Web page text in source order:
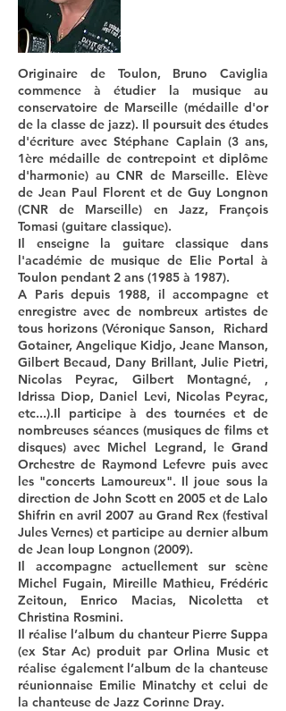
Originaire de Toulon, Bruno Caviglia
commence à étudier la musique au
conservatoire de Marseille (médaille d'or
de la classe de jazz). Il poursuit des études
d'écriture avec Stéphane Caplain (3 ans,
1ère médaille de contrepoint et diplôme
d'harmonie) au CNR de Marseille. Elève
de Jean Paul Florent et de Guy Longnon
(CNR de Marseille) en Jazz, François
Tomasi (guitare classique).
Il enseigne la guitare classique dans
l'académie de musique de Elie Portal à
Toulon pendant 2 ans (1985 à 1987).
A Paris depuis 1988, il accompagne et
enregistre avec de nombreux artistes de
tous horizons (Véronique Sanson, Richard
Gotainer, Angelique Kidjo, Jeane Manson,
Gilbert Becaud, Dany Brillant, Julie Pietri,
Nicolas Peyrac, Gilbert Montagné, ,
Idrissa Diop, Daniel Levi, Nicolas Peyrac,
etc...).Il participe à des tournées et de
nombreuses séances (musiques de films et
disques) avec Michel Legrand, le Grand
Orchestre de Raymond Lefevre puis avec
les "concerts Lamoureux". Il joue sous la
direction de John Scott en 2005 et de Lalo
Shifrin en avril 2007 au Grand Rex (festival
Jules Vernes) et participe au dernier album
de Jean loup Longnon (2009).
Il accompagne actuellement sur scène
Michel Fugain, Mireille Mathieu, Frédéric
Zeitoun, Enrico Macias, Nicoletta et
Christina Rosmini.
Il réalise l’album du chanteur Pierre Suppa
(ex Star Ac) produit par Orlina Music et
réalise également l’album de la chanteuse
réunionnaise Emilie Minatchy et celui de
la chanteuse de Jazz Corinne Dray.